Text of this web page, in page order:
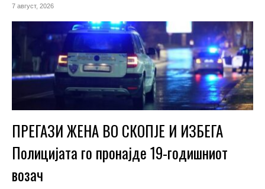
7 август, 2026
ПРЕГАЗИ ЖЕНА ВО СКОПЈЕ И ИЗБЕГА
Полицијата го пронајде 19-годишниот
возач